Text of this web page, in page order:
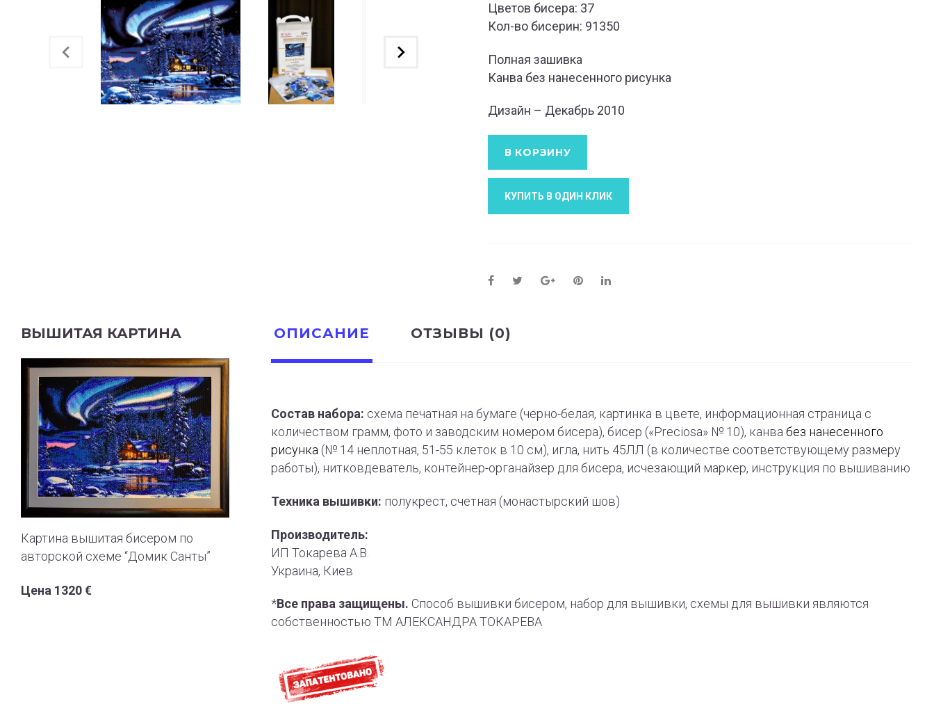
Цветов бисера: 37
Кол-во бисерин: 91350
Полная зашивка
Канва без нанесенного рисунка
Дизайн – Декабрь 2010
В КОРЗИНУ
КУПИТЬ В ОДИН КЛИК
ОПИСАНИЕ ОТЗЫВЫ (0)
Состав набора: схема печатная на бумаге (черно-белая, картинка в цвете, информационная страница с
количеством грамм, фото и заводским номером бисера), бисер («Preciosa» № 10), канва без нанесенного
рисунка (№ 14 неплотная, 51-55 клеток в 10 см), игла, нить 45ЛЛ (в количестве соответствующему размеру
работы), нитковдеватель, контейнер-органайзер для бисера, исчезающий маркер, инструкция по вышиванию
Техника вышивки: полукрест, счетная (монастырский шов)
Производитель:
ИП Токарева А.В.
Украина, Киев
*Все права защищены. Способ вышивки бисером, набор для вышивки, схемы для вышивки являются
собственностью ТМ АЛЕКСАНДРА ТОКАРЕВА
ВЫШИТАЯ КАРТИНА
Картина вышитая бисером по
авторской схеме “Домик Санты”
Цена 1320 €